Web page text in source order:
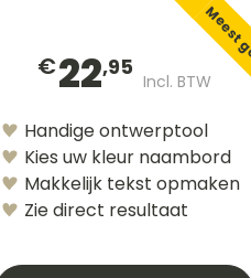
€22,95
Incl. BTW
Handige ontwerptool
Kies uw kleur naambord
Makkelijk tekst opmaken
Zie direct resultaat